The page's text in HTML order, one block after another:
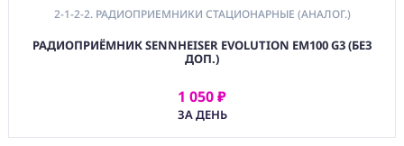
Стационарные
2-2. Радиосистемы
2-1-2-2. РАДИОПРИЕМНИКИ СТАЦИОНАРНЫЕ (АНАЛОГ.)
РАДИОПРИЁМНИК SENNHEISER EVOLUTION EM100 G3 (БЕЗ
ДОП.)
1 050 ₽
ЗА ДЕНЬ
АРЕНДОВАТЬ